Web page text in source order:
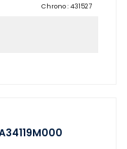
Chrono :431527